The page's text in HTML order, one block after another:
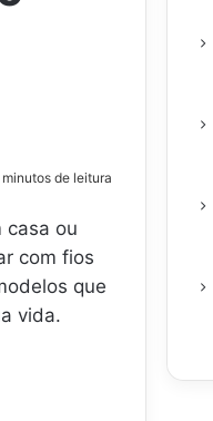
minutos de leitura
casa ou
com fios
que
vida.